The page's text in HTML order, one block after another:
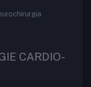
CARDIO-